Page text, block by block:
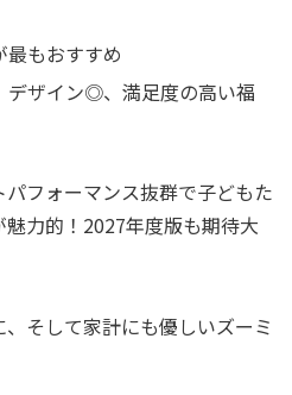
最もおすすめ
ザイン◎、満足度の高い福
フォーマンス抜群で子どもた
力的！2027年度版も期待大
そして家計にも優しいズーミ